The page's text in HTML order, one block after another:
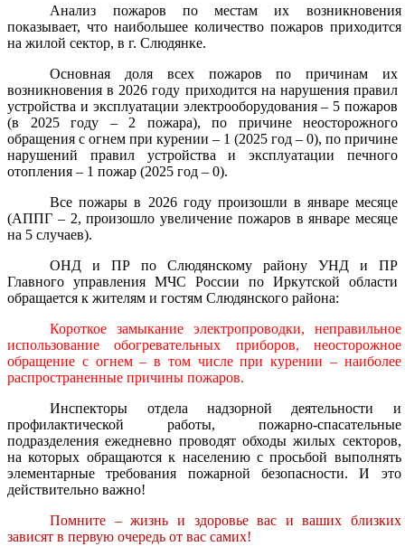
Анализ пожаров по местам их возникновения
показывает, что наибольшее количество пожаров приходится
на жилой сектор, в г. Слюдянке.
Основная доля всех пожаров по причинам
их
возникновения в 2026 году приходится на нарушения правил
устройства и эксплуатации электрооборудования – 5 пожаров
(в 2025 году – 2 пожара), по причине неосторожного
обращения с огнем при курении – 1 (2025 год – 0), по причине
нарушений правил устройства и эксплуатации печного
отопления – 1 пожар (2025 год – 0).
Все пожары в 2026 году произошли в январе месяце
(АППГ – 2, произошло увеличение пожаров в январе месяце
на 5 случаев).
ОНД и ПР по Слюдянскому району УНД и ПР
Главного управления МЧС России по Иркутской области
обращается к жителям и гостям Слюдянского района:
Короткое замыкание электропроводки, неправильное
использование обогревательных приборов, неосторожное
обращение с огнем – в том числе при курении – наиболее
распространенные причины пожаров.
Инспекторы отдела надзорной деятельности и
профилактической работы, пожарно-спасательные
подразделения ежедневно проводят обходы жилых секторов,
на которых обращаются к населению с просьбой выполнять
элементарные требования пожарной безопасности. И это
действительно важно!
Помните – жизнь и здоровье вас и ваших близких
зависят в первую очередь от вас самих!